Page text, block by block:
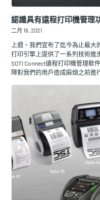
認識具有遠程打印機管理
二月 16, 2021
上週，我們宣布了迄今為止最
打印引擎上提供了一系列技術進
SOTI Connect遠程打印機管理軟
障對我們的用戶造成麻煩之前進